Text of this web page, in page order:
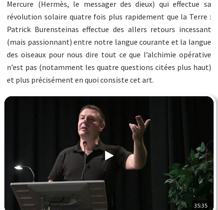
Mercure (Hermès, le messager des dieux) qui effectue sa
révolution solaire quatre fois plus rapidement que la Terre :
Patrick Burensteinas effectue des allers retours incessant
(mais passionnant) entre notre langue courante et la langue
des oiseaux pour nous dire tout ce que l’alchimie opérative
n’est pas (notamment les quatre questions citées plus haut)
et plus précisément en quoi consiste cet art.
35:35